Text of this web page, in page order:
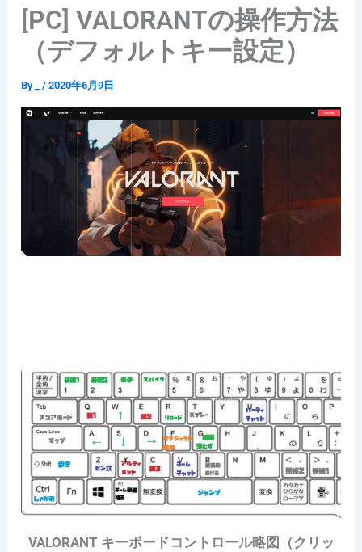
[PC] VALORANTの操作方法
（デフォルトキー設定）
By _/2020年6月9日
VALORANT キーボードコントロール略図（クリッ